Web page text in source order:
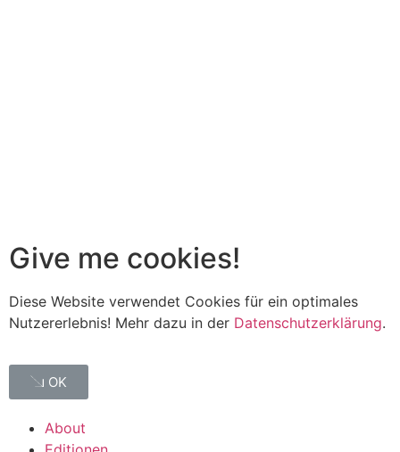
Give me cookies!
Diese Website verwendet Cookies für ein optimales
Nutzererlebnis! Mehr dazu in der Datenschutzerklärung.
OK
About